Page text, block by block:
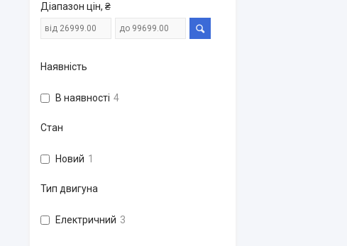
Діапазон цін, ₴
Наявність
В наявності 4
Стан
Новий 1
Тип двигуна
Електричний 3